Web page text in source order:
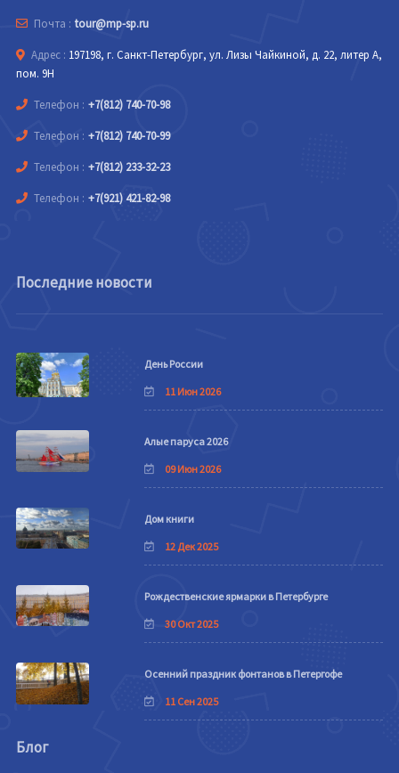
Почта : tour@mp-sp.ru
Адрес : 197198, г. Санкт-Петербург, ул. Лизы Чайкиной, д. 22, литер А,
пом. 9Н
Телефон : +7(812) 740-70-98
Телефон : +7(812) 740-70-99
Телефон : +7(812) 233-32-23
Телефон : +7(921) 421-82-98
Последние новости
День России
11 Июн 2026
Алые паруса 2026
09 Июн 2026
Дом книги
12 Дек 2025
Рождественские ярмарки в Петербурге
30 Окт 2025
Осенний праздник фонтанов в Петергофе
11 Сен 2025
Блог